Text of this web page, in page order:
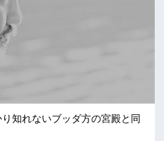
知れないブッダ方の宮殿と同